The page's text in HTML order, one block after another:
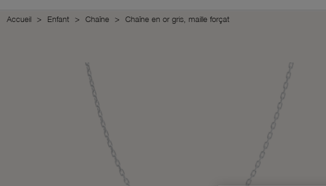
Accueil Enfant Chaîne Chaîne en or gris, maille forçat